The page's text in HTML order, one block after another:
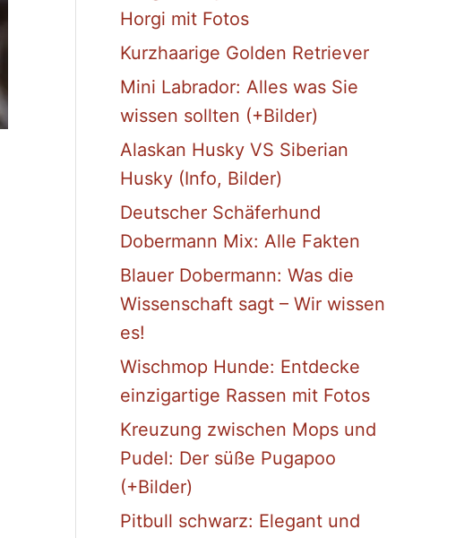
Horgi mit Fotos
Kurzhaarige Golden Retriever
Mini Labrador: Alles was Sie
wissen sollten (+Bilder)
Alaskan Husky VS Siberian
Husky (Info, Bilder)
Deutscher Schäferhund
Dobermann Mix: Alle Fakten
Blauer Dobermann: Was die
Wissenschaft sagt – Wir wissen
es!
Wischmop Hunde: Entdecke
einzigartige Rassen mit Fotos
Kreuzung zwischen Mops und
Pudel: Der süße Pugapoo
(+Bilder)
Pitbull schwarz: Elegant und